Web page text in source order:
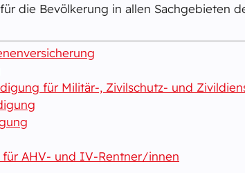
die Bevölkerung in allen Sachgebieten
für Militär-, Zivilschutz- und
für AHV- und IV-Rentner/innen